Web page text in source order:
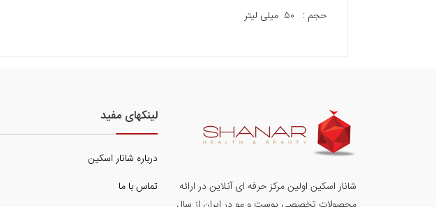
حجم : ۵۰ میلی لیتر
شانار اسکین اولین مرکز حرفه ای آنلاین در ارائه
لینکهای مفید
درباره شانار اسکین
تماس با ما